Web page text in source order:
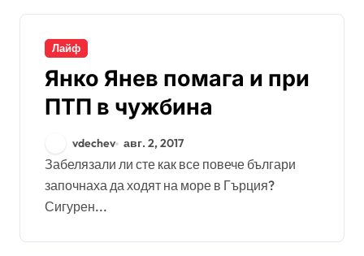
Лайф
Янко Янев помага и при
ПТП в чужбина
vdechev авг. 2, 2017
Забелязали ли сте как все повече българи
започнаха да ходят на море в Гърция?
Сигурен...